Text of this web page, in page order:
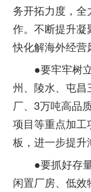
务开拓力度，全
作。不断提升凝
快化解海外经营
●要牢牢树立
州、陵水、屯昌
厂、3万吨高品
项目等重点加
板，进一步提升
●要抓好存量
闲置厂房、低